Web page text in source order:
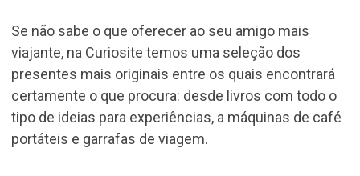
Se não sabe o que oferecer ao seu amigo mais
viajante, na Curiosite temos uma seleção dos
presentes mais originais entre os quais encontrará
certamente o que procura: desde livros com todo o
tipo de ideias para experiências, a máquinas de café
portáteis e garrafas de viagem.